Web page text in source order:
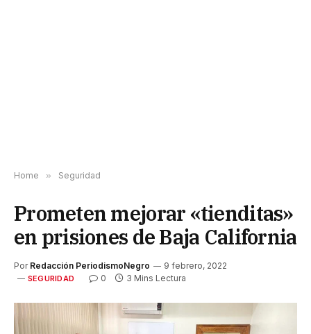
Home » Seguridad
Prometen mejorar «tienditas»
en prisiones de Baja California
Por Redacción PeriodismoNegro 9 febrero, 2022
SEGURIDAD 0 3 Mins Lectura